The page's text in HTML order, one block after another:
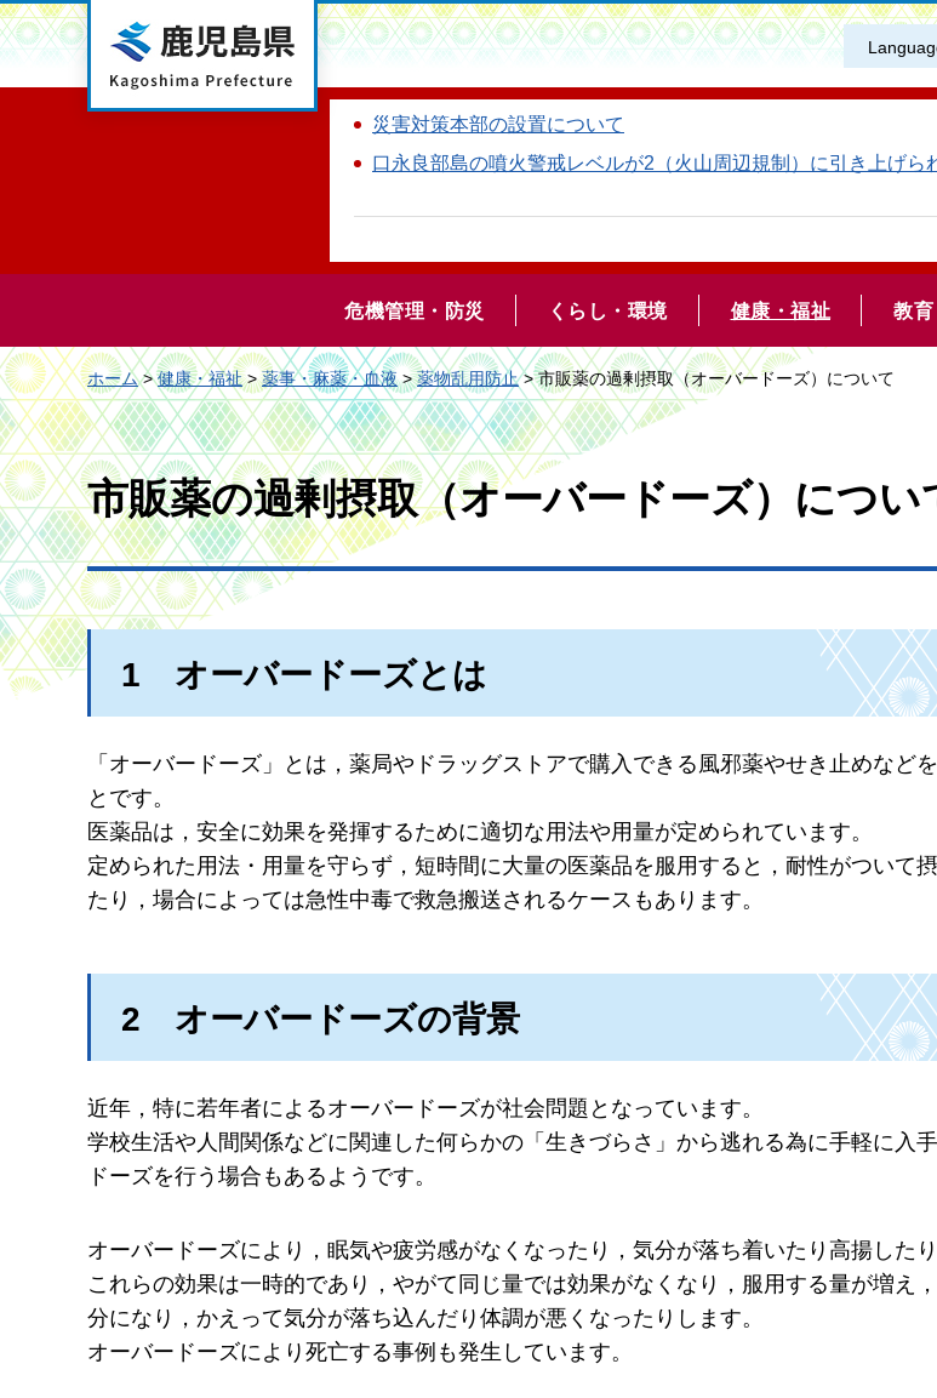
鹿児島県
災害対策本部の設置について
口永良部島の噴火警戒レベルが2（火山周辺規制）に引き上げら
危機管理・防災 くらし・環境 健康・福祉 教
ホーム>健康・福祉>薬事・麻薬・血液>薬物乱用防止> 市販薬の過剰摂取（オーバードーズ）について
市販薬の過剰摂取（オーバードーズ）につい
1 オーバードーズとは
「オーバードーズ」とは，薬局やドラッグストアで購入できる風邪薬やせき止めなど
とです。
医薬品は，安全に効果を発揮するために適切な用法や用量が定められています。
定められた用法・用量を守らず，短時間に大量の医薬品を服用すると，耐性がついて
たり，場合によっては急性中毒で救急搬送されるケースもあります。
2 オーバードーズの背景
近年，特に若年者によるオーバードーズが社会問題となっています。
学校生活や人間関係などに関連した何らかの「生きづらさ」から逃れる為に手軽に入
ドーズを行う場合もあるようです。
オーバードーズにより，眠気や疲労感がなくなったり，気分が落ち着いたり高揚した
これらの効果は一時的であり，やがて同じ量では効果がなくなり，服用する量が増え
分になり，かえって気分が落ち込んだり体調が悪くなったりします。
オーバードーズにより死亡する事例も発生しています。